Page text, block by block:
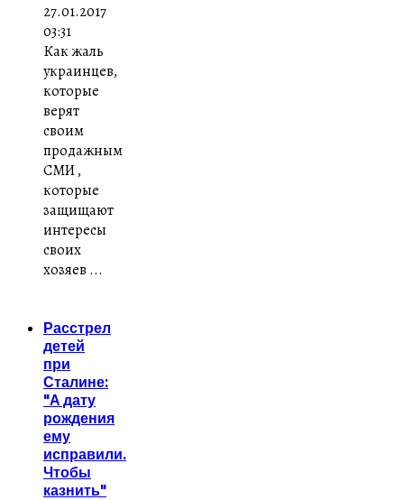
27.01.2017
03:31
Как жаль
украинцев,
которые
верят
своим
продажным
СМИ ,
которые
защищают
интересы
своих
хозяев ...
Расстрел
детей
при
Сталине:
"А дату
рождения
ему
исправили.
Чтобы
казнить"